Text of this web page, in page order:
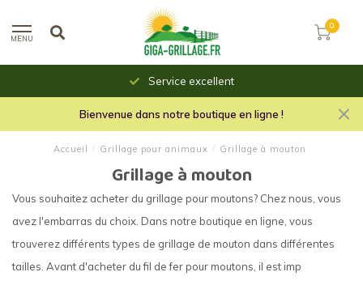
MENU
0
Service excellent
Bienvenue dans notre boutique en ligne !
Accueil / Grillage pour animaux / Grillage à mouton
Grillage à mouton
Vous souhaitez acheter du grillage pour moutons? Chez nous, vous
avez l'embarras du choix. Dans notre boutique en ligne, vous
trouverez différents types de grillage de mouton dans différentes
tailles. Avant d'acheter du fil de fer pour moutons, il est imp